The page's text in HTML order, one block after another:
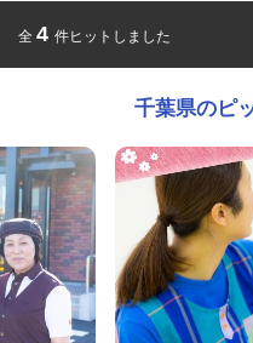
全 4 件ヒットしました
千葉県のピ